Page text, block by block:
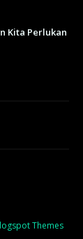
Kita Perlukan
Themes